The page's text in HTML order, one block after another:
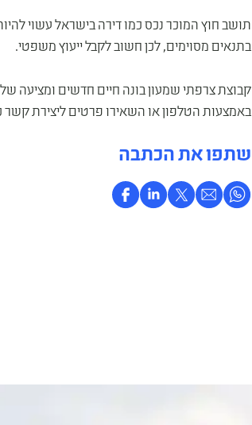
תושב חוץ המוכר נכס כמו דירה בישראל עשוי
בתנאים מסוימים, לכן חשוב לקבל ייעוץ משפטי.
קבוצת צרפתי שמעון בונה חיים חדשים ומציעה
באמצעות הטלפון או השאירו פרטים ליצירת קשר
שתפו את הכתבה